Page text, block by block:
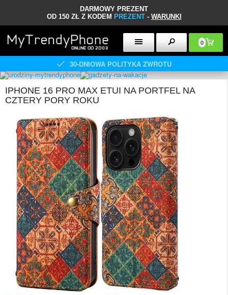
DARMOWY PREZENT
OD 150 ZŁ Z KODEM PREZENT- WARUNKI
0
30-DNIOWA POLITYKA ZWROTU
IPHONE 16 PRO MAX ETUI NA PORTFEL NA
CZTERY PORY ROKU